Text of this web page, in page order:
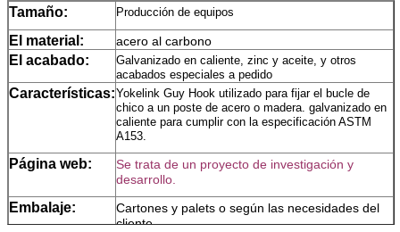
Tamaño: Producción de equipos
El material: acero al carbono
El acabado:
Galvanizado en caliente, zinc y aceite, y otros
acabados especiales a pedido
Características:Yokelink Guy Hook utilizado para fijar el bucle de
chico a un poste de acero o madera. galvanizado en
caliente para cumplir con la especificación ASTM
A153.
Página web:
Se trata de un proyecto de investigación y
desarrollo.
Embalaje:
Cartones y palets o según las necesidades del
cliente